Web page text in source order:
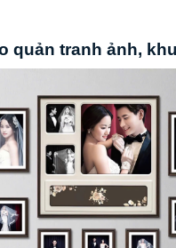
quản tranh ảnh,